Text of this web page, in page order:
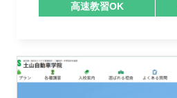
高速教習OK